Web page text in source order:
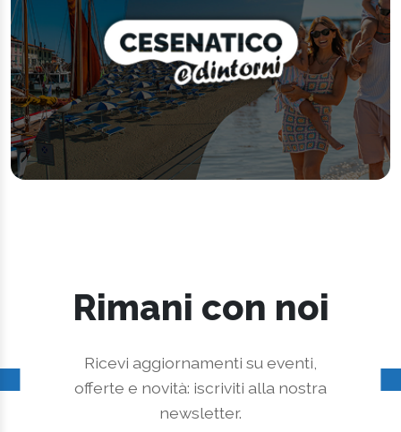
Rimani con noi
Ricevi aggiornamenti su eventi,
offerte e novità: iscriviti alla nostra
newsletter.